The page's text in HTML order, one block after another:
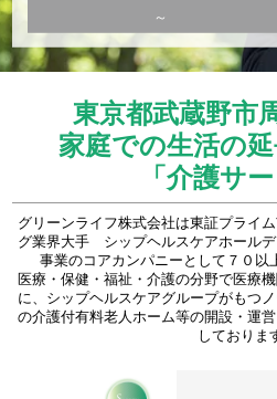
～
東京都武蔵野市
家庭での生活の
「介護サ
グリーンライフ株式会社は東証プライ
グ業界大手 シップヘルスケアホール
事業のコアカンパニーとして７０以
医療・保健・福祉・介護の分野で医療
に、シップヘルスケアグループがもつ
の介護付有料老人ホーム等の開設・運
しておりま